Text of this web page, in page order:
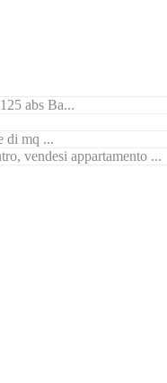
abs Ba...
di mq ...
vendesi appartamento ...